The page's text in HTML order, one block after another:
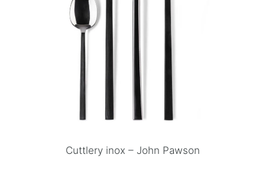
Cuttlery inox – John Pawson